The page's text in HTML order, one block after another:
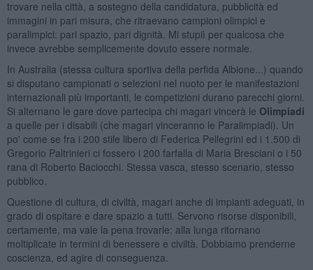
trovare nella città, a sostegno della candidatura, pubblicità ed
immagini in pari misura, che ritraevano campioni olimpici e
paralimpici: pari spazio, pari dignità. Mi stupiì per qualcosa che
invece avrebbe semplicemente dovuto essere normale.
In Australia (stessa cultura sportiva della perfida Albione...) quando
si disputano campionati o selezioni nel nuoto per le manifestazioni
internazionali più importanti, le competizioni durano parecchi giorni.
Si alternano le gare dove partecipa chi magari vincerà le Olimpiadi
a quelle per i disabili (che magari vinceranno le Paralimpiadi). Un
po' come se fra i 200 stile libero di Federica Pellegrini ed i 1.500 di
Gregorio Paltrinieri ci fossero i 200 farfalla di Maria Bresciani o i 50
rana di Roberto Baciocchi. Stessa vasca, stesso scenario, stesso
pubblico.
Questione di cultura, di civiltà, magari anche di impianti adeguati, in
grado di ospitare e dare spazio a tutti. Servono risorse disponibili,
certamente, ma vale la pena trovarle: alla lunga ritornano
moltiplicate in termini di benessere e civiltà. Dobbiamo prenderne
coscienza, ed agire di conseguenza.